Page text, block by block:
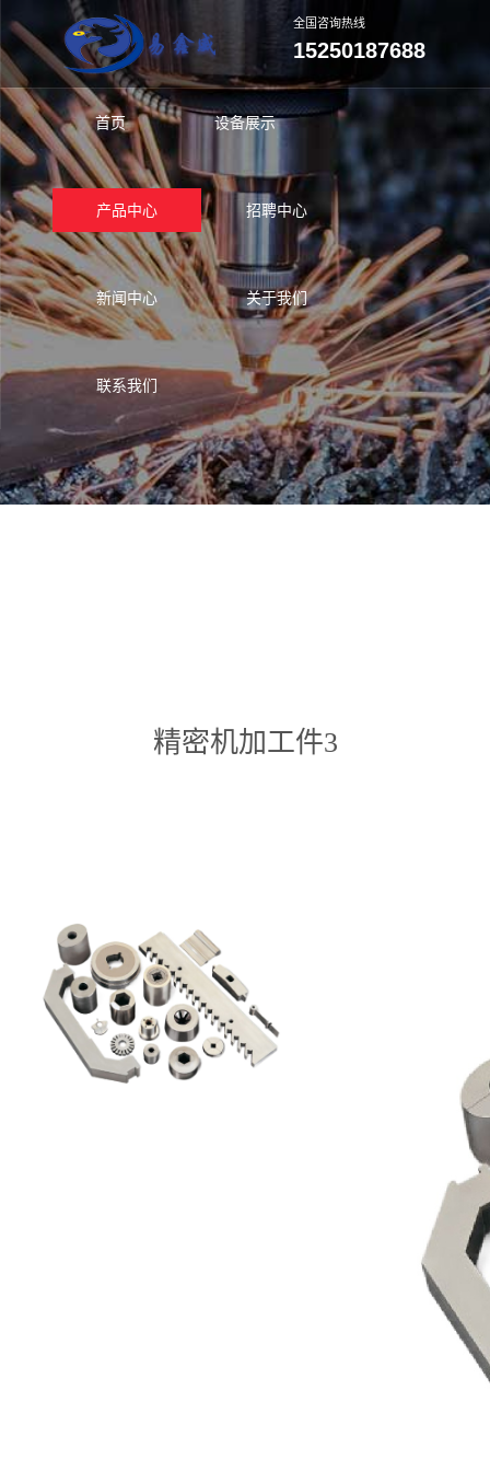
全国咨询热线
15250187688
首页 设备展示
产品中心 招聘中心
新闻中心 关于我们
联系我们
精密机加工件3